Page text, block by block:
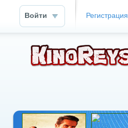
Войти Регистрация